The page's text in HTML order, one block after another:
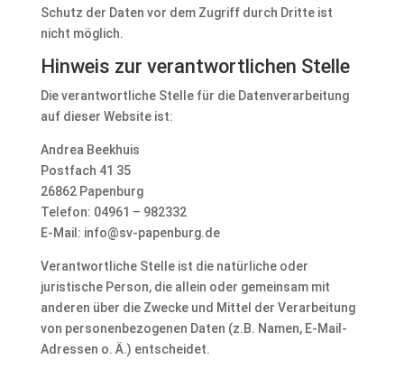
Schutz der Daten vor dem Zugriff durch Dritte ist
nicht möglich.
Hinweis zur verantwortlichen Stelle
Die verantwortliche Stelle für die Datenverarbeitung
auf dieser Website ist:
Andrea Beekhuis
Postfach 41 35
26862 Papenburg
Telefon: 04961 – 982332
E-Mail: info@sv-papenburg.de
Verantwortliche Stelle ist die natürliche oder
juristische Person, die allein oder gemeinsam mit
anderen über die Zwecke und Mittel der Verarbeitung
von personenbezogenen Daten (z.B. Namen, E-Mail-
Adressen o. Ä.) entscheidet.